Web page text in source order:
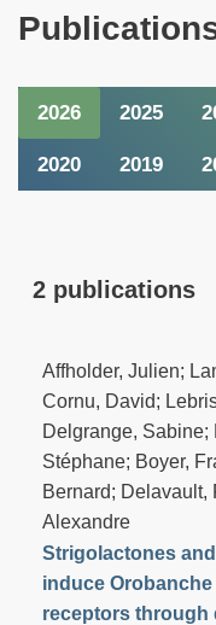
2026 2025
2020 2019
2 publications
Affholder, Julien;
Cornu, David;
Delgrange, Sabine;
Stéphane; Boyer,
Bernard; Delavault,
Alexandre
Strigolactones
induce
receptors through